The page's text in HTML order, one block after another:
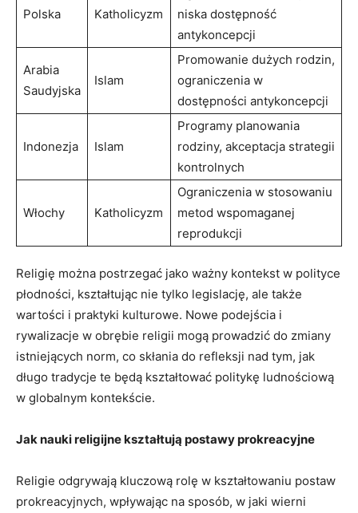
Polska Katholicyzm
niska dostępność
antykoncepcji
Arabia
Saudyjska
Islam
Promowanie dużych rodzin,
‍ograniczenia ⁢w
dostępności antykoncepcji
Indonezja Islam
Programy planowania ​
rodziny, akceptacja strategii
kontrolnych
Włochy Katholicyzm
Ograniczenia w⁣ stosowaniu
metod wspomaganej
reprodukcji
Religię można postrzegać jako ważny kontekst​ w polityce
płodności, kształtując nie tylko legislację,‌ ale także
wartości i praktyki kulturowe. Nowe podejścia i
rywalizacje w obrębie religii mogą prowadzić do zmiany ​
istniejących ⁢norm, co skłania ⁣do refleksji nad tym, jak
długo tradycje te będą⁤ kształtować politykę ludnościową
w globalnym kontekście.
Jak nauki ⁣religijne kształtują postawy⁤ prokreacyjne
Religie⁤ odgrywają kluczową rolę w kształtowaniu postaw
prokreacyjnych, wpływając na sposób, w jaki wierni